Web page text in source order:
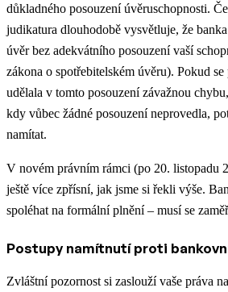
důkladného posouzení úvěruschopnosti.
judikatura dlouhodobě vysvětluje, že
úvěr bez adekvátního posouzení vaší
zákona o spotřebitelském úvěru). Pokud
udělala v tomto posouzení závažnou
kdy vůbec žádné posouzení neprovedla,
namítat.
V novém právním rámci (po 20. listopadu
ještě více zpřísní, jak jsme si řekli výše.
spoléhat na formální plnění – musí se
Postupy namítnutí proti
Zvláštní pozornost si zaslouží vaše práva